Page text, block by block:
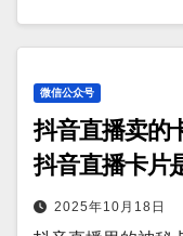
微信公众号
抖音直播卖的
抖音直播卡片
2025年10月18日